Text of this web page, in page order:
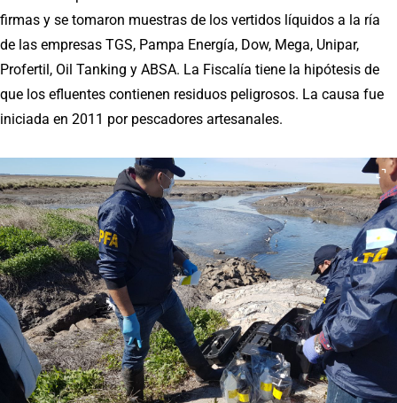
firmas y se tomaron muestras de los vertidos líquidos a la ría
de las empresas TGS, Pampa Energía, Dow, Mega, Unipar,
Profertil, Oil Tanking y ABSA. La Fiscalía tiene la hipótesis de
que los efluentes contienen residuos peligrosos. La causa fue
iniciada en 2011 por pescadores artesanales.